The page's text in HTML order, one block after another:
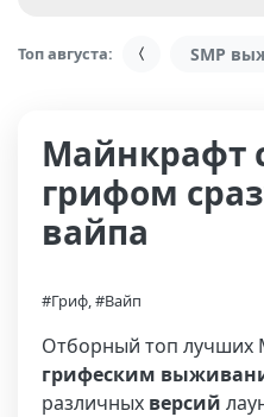
Топ августа: SMP
Майнкрафт
грифом
вайпа
#Гриф, #Вайп
Отборный топ лучших
грифеским
различных версий